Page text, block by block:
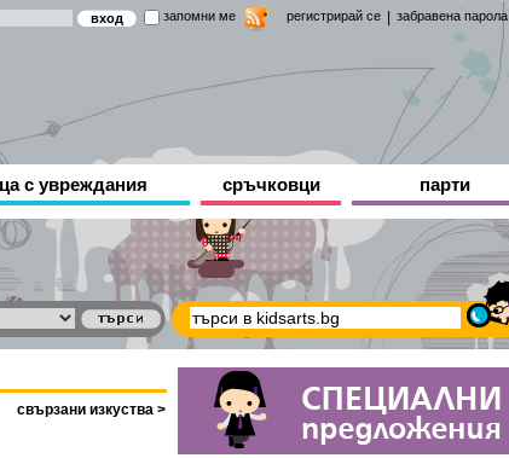
запомни ме регистрирай се забравена парола
с увреждания сръчковци парти
свързани изкуства >